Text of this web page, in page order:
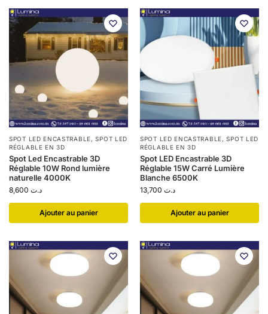
SPOT LED ENCASTRABLE,SPOT LED
RÉGLABLE EN 3D
Spot Led Encastrable 3D
Réglable 10W Rond lumière
naturelle 4000K
د.ت
Ajouter au panier
SPOT LED ENCASTRABLE,SPOT LED
RÉGLABLE EN 3D
Spot LED Encastrable 3D
Réglable 15W Carré Lumière
Blanche 6500K
د.ت
Ajouter au panier